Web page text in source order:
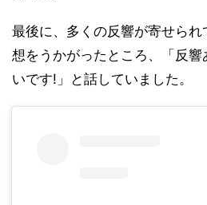
最後に、多くの反響が寄せら
想をうかがったところ、「反響
いです!」と話していました。